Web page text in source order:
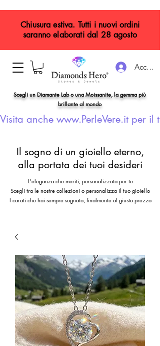
Accedi
Scegli un Diamante Lab o una Moissanite, la gemma più
brillante al mondo
Visita anche www.PerleVere.it per il
Chiusura estiva. Tutti i nuovi ordini
saranno elaborati dal 28 agosto
Il sogno di un gioiello eterno,
alla portata dei tuoi desideri
L'eleganza che meriti, personalizzata per te
Scegli tra le nostre collezioni o personalizza il tuo gioiello
I carati che hai sempre sognato, finalmente al giusto prezzo